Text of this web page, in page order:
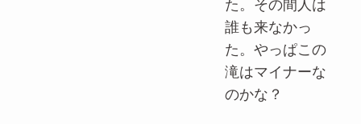
た。その間人は
誰も来なかっ
た。やっぱこの
滝はマイナーな
のかな？